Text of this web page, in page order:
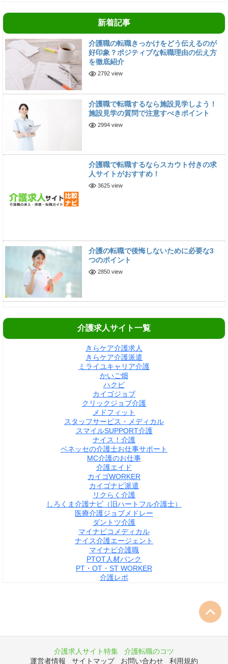
新着記事
介護職の転職きっかけをどう伝えるのが
好印象？ポジティブな転職理由の伝え方
を徹底紹介
2792 view
介護職で転職するなら施設見学しよう！
施設見学の質問で注意すべきポイント
2994 view
介護職で転職するならスカウト付きの求
人サイトがおすすめ！
3625 view
介護の転職で後悔しないために必要な3
つのポイント
2850 view
介護求人サイト一覧
きらケア介護求人
きらケア介護派遣
ミライユキャリア介護
かいご畑
ハクビ
カイゴジョブ
クリックジョブ介護
メドフィット
スタッフサービス・メディカル
スマイルSUPPORT介護
ナイス！介護
ベネッセの介護士お仕事サポート
MC介護のお仕事
介護エイド
カイゴWORKER
カイゴナビ派遣
リクらく介護
しろくま介護ナビ（旧ハートフル介護士）
医療介護ジョブメドレー
ダントツ介護
マイナビコメディカル
ナイス介護エージェント
マイナビ介護職
PTOT人材バンク
PT・OT・ST WORKER
介護レポ
介護求人サイト特集
介護転職のコツ
運営者情報
サイトマップ お問い合わせ 利用規約